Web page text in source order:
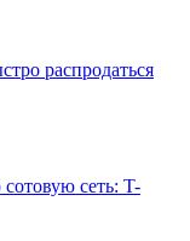
распродаться
сеть: T-